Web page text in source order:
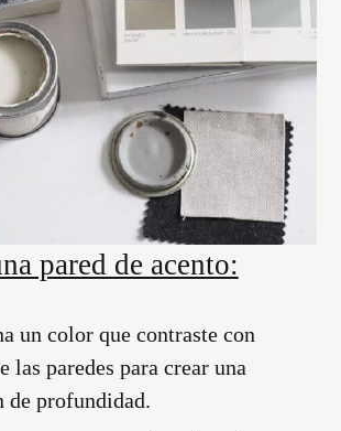
pared de acento:
un color que contraste con
las paredes para crear una
de profundidad.